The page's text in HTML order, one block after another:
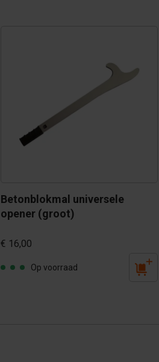
Betonblokmal universele
opener (groot)
€ 16,00
Op voorraad